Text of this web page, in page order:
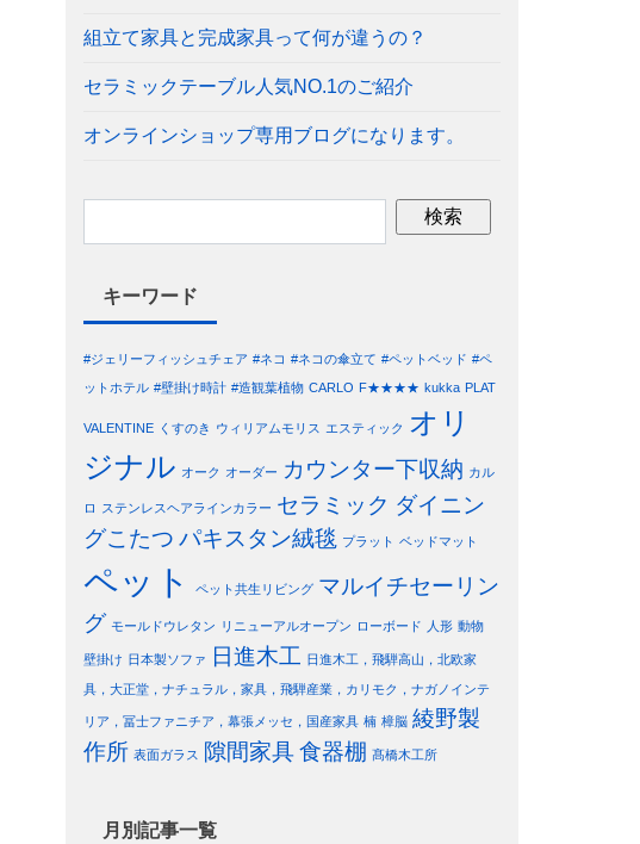
組立て家具と完成家具って何が違うの？
セラミックテーブル人気NO.1のご紹介
オンラインショップ専用ブログになります。
キーワード
#ジェリーフィッシュチェア #ネコ #ネコの傘立て #ペットベッド #ペ
ットホテル #壁掛け時計 #造観葉植物 CARLO F★★★★ kukka PLAT
VALENTINE くすのき ウィリアムモリス エスティック オリ
ジナル オーク オーダー カウンター下収納 カル
ロ ステンレスヘアラインカラー セラミック ダイニン
グこたつ パキスタン絨毯 プラット ベッドマット
ペット ペット共生リビング マルイチセーリン
グ モールドウレタン リニューアルオープン ローボード 人形 動物
壁掛け 日本製ソファ 日進木工 日進木工，飛騨高山，北欧家
具，大正堂，ナチュラル，家具，飛騨産業，カリモク，ナガノインテ
リア，冨士ファニチア，幕張メッセ，国産家具 楠 樟脳 綾野製
作所 表面ガラス 隙間家具食器棚 髙橋木工所
月別記事一覧